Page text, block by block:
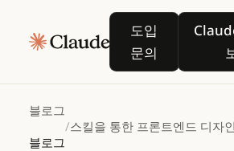
도입
문의
도입 문의
블로그
블로그
/스킬을 통한 프론트엔드 디자